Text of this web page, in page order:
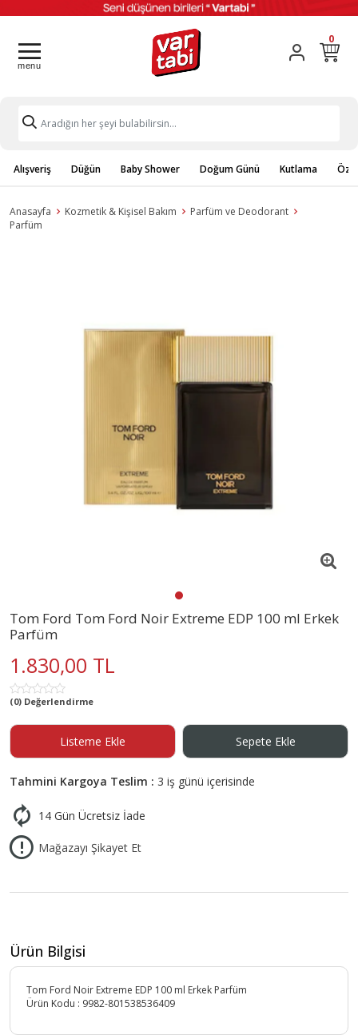
0
Alışveriş Düğün Baby Shower Doğum Günü Kutlama
Anasayfa Kozmetik & Kişisel Bakım
Parfüm ve Deodorant
Parfüm
Tom Ford Tom Ford Noir Extreme EDP 100 ml Erkek
Parfüm
1.830,00 TL
(0) Değerlendirme
Listeme Ekle Sepete Ekle
Tahmini Kargoya Teslim : 3 iş günü içerisinde
14 Gün Ücretsiz İade
Mağazayı Şikayet Et
Ürün Bilgisi
Tom Ford Noir Extreme EDP 100 ml Erkek Parfüm
Ürün Kodu : 9982-801538536409